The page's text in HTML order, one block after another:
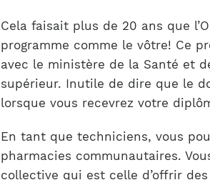
Cela faisait plus de 20 ans que
programme comme le vôtre! Ce
avec le ministère de la Santé et
supérieur. Inutile de dire que le
lorsque vous recevrez votre
En tant que techniciens, vous
pharmacies communautaires.
collective qui est celle d’offrir